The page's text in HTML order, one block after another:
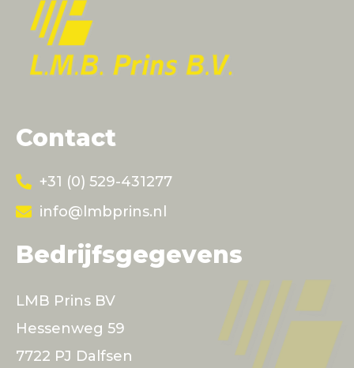
Contact
+31 (0) 529-431277
info@lmbprins.nl
Bedrijfsgegevens
LMB Prins BV
Hessenweg 59
7722 PJ Dalfsen